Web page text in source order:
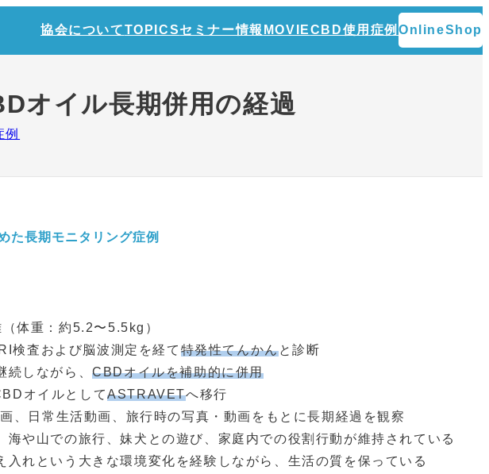
協会についてTOPICSセミナー情報 MOVIECBD使用症例 OnlineShop
オイル長期併用の経過
例
た長期モニタリング症例
（体重：約5.2〜5.5kg）
検査および脳波測定を経て 特発性てんかんと診断
続しながら、CBDオイルを補助的に併用
オイルとしてASTRAVETへ移行
、日常生活動画、旅行時の写真・動画をもとに長期経過を観察
海や山での旅行、妹犬との遊び、家庭内での役割行動が維持されている
入れという大きな環境変化を経験しながら、生活の質を保っている